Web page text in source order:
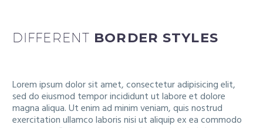
DIFFERENT BORDER STYLES
Lorem ipsum dolor sit amet, consectetur adipisicing elit,
sed do eiusmod tempor incididunt ut labore et dolore
magna aliqua. Ut enim ad minim veniam, quis nostrud
exercitation ullamco laboris nisi ut aliquip ex ea commodo